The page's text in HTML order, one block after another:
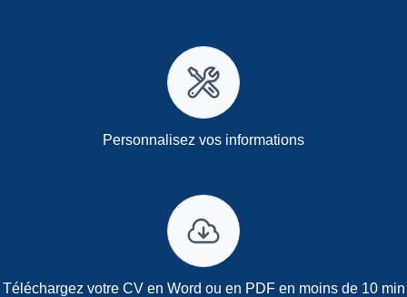
Personnalisez vos informations
Téléchargez votre CV en Word ou en PDF en moins de 10 min